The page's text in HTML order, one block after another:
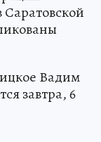
Вадим
завтра, 6